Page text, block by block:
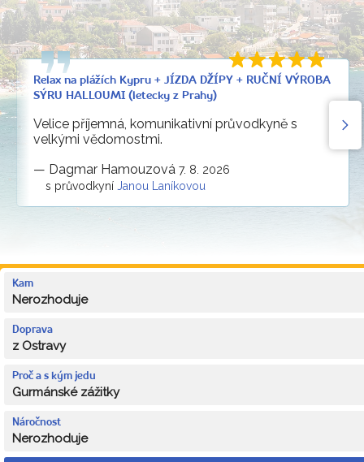
Relax na plážích Kypru + JÍZDA DŽÍPY + RUČNÍ VÝROBA
SÝRU HALLOUMI (letecky z Prahy)
Velice příjemná, komunikativní průvodkyně s
velkými vědomostmi.
— Dagmar Hamouzová 7. 8. 2026
s průvodkyní Janou Laníkovou
Kam
Nerozhoduje
Doprava
z Ostravy
Proč a s kým jedu
Gurmánské zážitky
Náročnost
Nerozhoduje